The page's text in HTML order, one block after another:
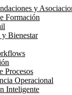
y
Formación
y Bienestar
Procesos
Operacional
Inteligente